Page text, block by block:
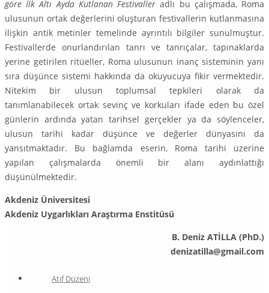
göre İlk Altı Ayda Kutlanan Festivaller adlı bu çalışmada, Roma
ulusunun ortak değer­lerini oluşturan festivallerin kutlanmasına
ilişkin antik metinler temelinde ay­rıntılı bilgiler sunulmuştur.
Festivallerde onurlandırılan tanrı ve tanrıçalar, ta­pınaklarda
yerine getirilen ritüeller, Roma ulusunun inanç sisteminin yanı
sıra düşünce sistemi hakkında da okuyucuya fikir vermektedir.
Nitekim bir ulusun toplumsal tepkileri olarak da
tanımlanabilecek ortak sevinç ve korku­ları ifade eden bu özel
günlerin ardında yatan tarihsel gerçekler ya da söy­lenceler,
ulusun tarihi kadar düşünce ve değerler dünyasını da
yansıtmakta­dır. Bu bağlamda eserin, Roma tarihi üzerine
yapılan çalışmalarda önemli bir alanı aydınlattığı
düşünülmektedir.
Akdeniz Üniversitesi
Akdeniz Uygarlıkları Araştırma Enstitüsü
B. Deniz ATİLLA (PhD.)
denizatilla@gmail.com
Atıf Düzeni